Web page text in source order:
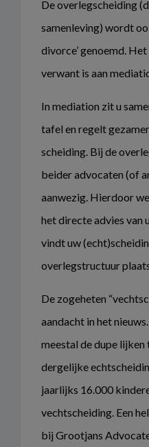
De overlegscheiding
samenleving) wordt
divorce’ genoemd.
verwant is aan
In mediation zit u
tafel en regelt
scheiding. Bij de
beider advocaten (of
aanwezig. Hierdoor
het directe advies van
vindt uw
overlegstructuur
De zogeheten
aandacht in het
meestal de dupe lijken
dergelijke
jaarlijks 16.000
vechtscheiding. Een
bij Grootjans